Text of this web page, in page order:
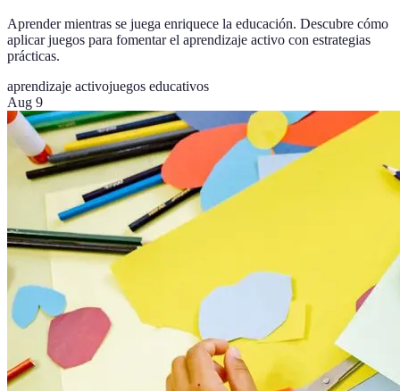
Aprender mientras se juega enriquece la educación. Descubre cómo
aplicar juegos para fomentar el aprendizaje activo con estrategias
prácticas.
aprendizaje activojuegos educativos
Aug 9